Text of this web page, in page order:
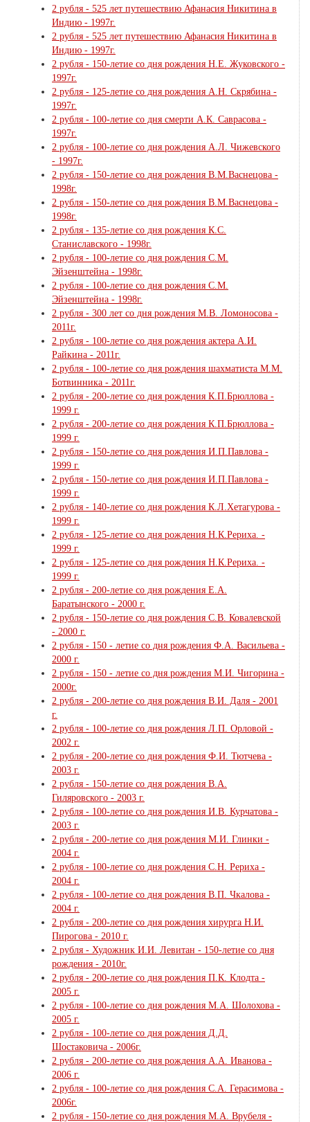
2 рубля - 525 лет путешествию Афанасия Никитина в
Индию - 1997г.
2 рубля - 525 лет путешествию Афанасия Никитина в
Индию - 1997г.
2 рубля - 150-летие со дня рождения Н.Е. Жуковского -
1997г.
2 рубля - 125-летие со дня рождения А.Н. Скрябина -
1997г.
2 рубля - 100-летие со дня смерти А.К. Саврасова -
1997г.
2 рубля - 100-летие со дня рождения А.Л. Чижевского
- 1997г.
2 рубля - 150-летие со дня рождения В.М.Васнецова -
1998г.
2 рубля - 150-летие со дня рождения В.М.Васнецова -
1998г.
2 рубля - 135-летие со дня рождения К.С.
Станиславского - 1998г.
2 рубля - 100-летие со дня рождения С.М.
Эйзенштейна - 1998г.
2 рубля - 100-летие со дня рождения С.М.
Эйзенштейна - 1998г.
2 рубля - 300 лет со дня рождения М.В. Ломоносова -
2011г.
2 рубля - 100-летие со дня рождения актера А.И.
Райкина - 2011г.
2 рубля - 100-летие со дня рождения шахматиста М.М.
Ботвинника - 2011г.
2 рубля - 200-летие со дня рождения К.П.Брюллова -
1999 г.
2 рубля - 200-летие со дня рождения К.П.Брюллова -
1999 г.
2 рубля - 150-летие со дня рождения И.П.Павлова -
1999 г.
2 рубля - 150-летие со дня рождения И.П.Павлова -
1999 г.
2 рубля - 140-летие со дня рождения К.Л.Хетагурова -
1999 г.
2 рубля - 125-летие со дня рождения Н.К.Рериха. -
1999 г.
2 рубля - 125-летие со дня рождения Н.К.Рериха. -
1999 г.
2 рубля - 200-летие со дня рождения Е.А.
Баратынского - 2000 г.
2 рубля - 150-летие со дня рождения С.В. Ковалевской
- 2000 г.
2 рубля - 150 - летие со дня рождения Ф.А. Васильева -
2000 г.
2 рубля - 150 - летие со дня рождения М.И. Чигорина -
2000г.
2 рубля - 200-летие со дня рождения В.И. Даля - 2001
г.
2 рубля - 100-летие со дня рождения Л.П. Орловой -
2002 г.
2 рубля - 200-летие со дня рождения Ф.И. Тютчева -
2003 г.
2 рубля - 150-летие со дня рождения В.А.
Гиляровского - 2003 г.
2 рубля - 100-летие со дня рождения И.В. Курчатова -
2003 г.
2 рубля - 200-летие со дня рождения М.И. Глинки -
2004 г.
2 рубля - 100-летие со дня рождения С.Н. Рериха -
2004 г.
2 рубля - 100-летие со дня рождения В.П. Чкалова -
2004 г.
2 рубля - 200-летие со дня рождения хирурга Н.И.
Пирогова - 2010 г.
2 рубля - Художник И.И. Левитан - 150-летие со дня
рождения - 2010г.
2 рубля - 200-летие со дня рождения П.К. Клодта -
2005 г.
2 рубля - 100-летие со дня рождения М.А. Шолохова -
2005 г.
2 рубля - 100-летие со дня рождения Д.Д.
Шостаковича - 2006г.
2 рубля - 200-летие со дня рождения А.А. Иванова -
2006 г.
2 рубля - 100-летие со дня рождения С.А. Герасимова -
2006г.
2 рубля - 150-летие со дня рождения М.А. Врубеля -